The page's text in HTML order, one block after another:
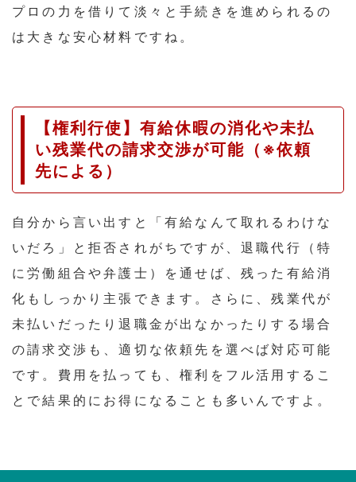
プロの力を借りて淡々と手続きを進められるの
は大きな安心材料ですね。
【権利行使】有給休暇の消化や未払
い残業代の請求交渉が可能（※依頼
先による）
自分から言い出すと「有給なんて取れるわけな
いだろ」と拒否されがちですが、退職代行（特
に労働組合や弁護士）を通せば、残った有給消
化もしっかり主張できます。さらに、残業代が
未払いだったり退職金が出なかったりする場合
の請求交渉も、適切な依頼先を選べば対応可能
です。費用を払っても、権利をフル活用するこ
とで結果的にお得になることも多いんですよ。